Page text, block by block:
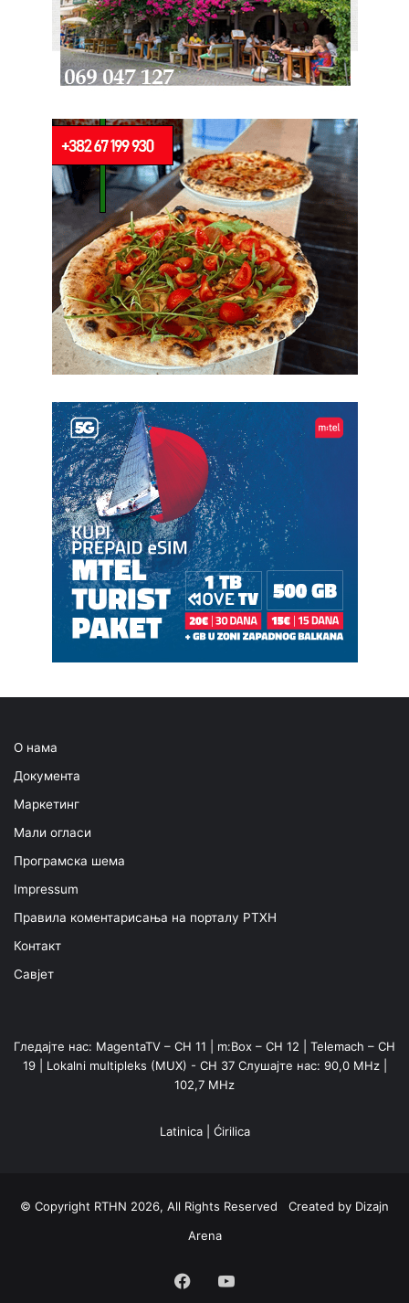
О нама
Документа
Маркетинг
Мали огласи
Програмска шема
Impressum
Правила коментарисања на порталу РТХН
Контакт
Савјет
Гледајте нас: MagentaTV – CH 11 | m:Box – CH 12 | Telemach – CH
19 | Lokalni multipleks (MUX) - CH 37 Слушајте нас: 90,0 MHz |
102,7 MHz
Latinica| Ćirilica
© Copyright RTHN 2026, All Rights Reserved Created by Dizajn
Arena
FacebookYouTube